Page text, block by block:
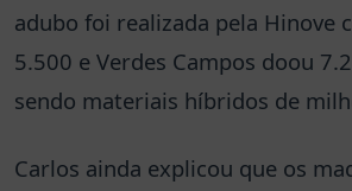
adubo foi realizada pela Hinove
5.500 e Verdes Campos doou
sendo materiais híbridos de
Carlos ainda explicou que os